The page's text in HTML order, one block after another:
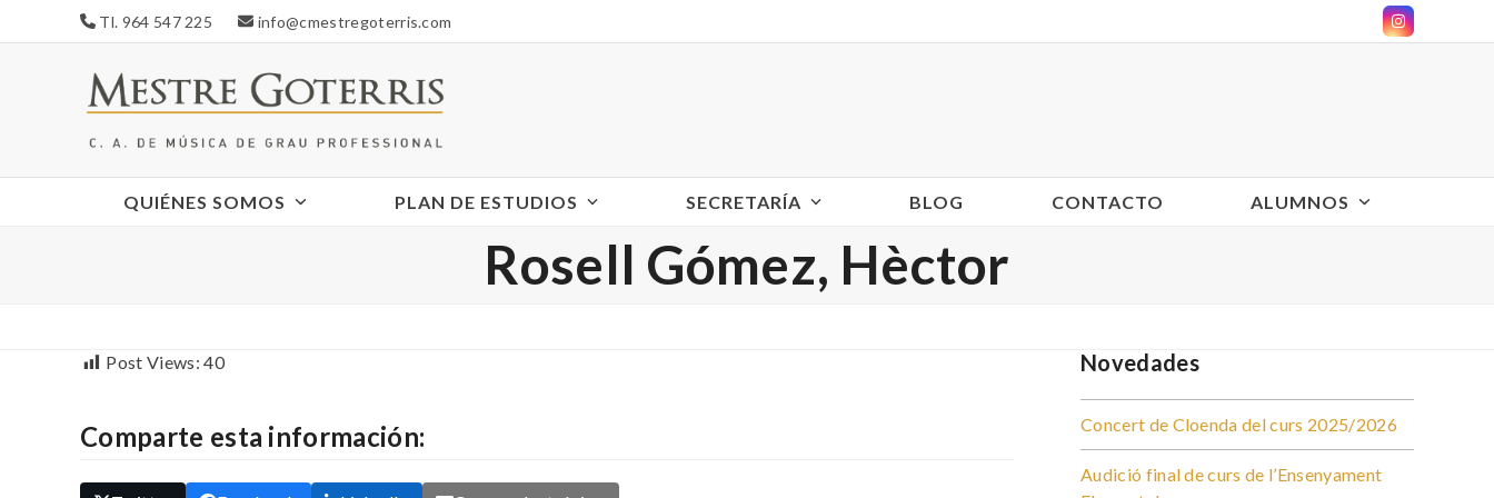
to
Tl. 964 547 225 info@cmestregoterris.com Instagram
QUIÉNES SOMOS PLAN DE ESTUDIOS SECRETARÍA BLOG CONTACTO ALUMNOS
Rosell Gómez, Hèctor
Post Views: 40
Comparte esta información:
Novedades
Concert de Cloenda del curs 2025/2026
Audició final de curs de l’Ensenyament